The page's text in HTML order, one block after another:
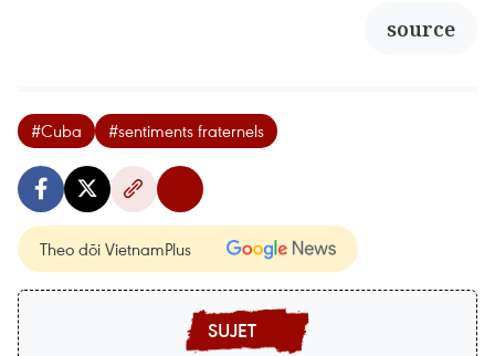
source
#Cuba #sentiments fraternels
Theo dõi VietnamPlus